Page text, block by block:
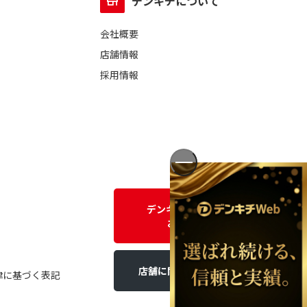
会社概要
店舗情報
採用情報
基づく表記
デンキチWEBに関する
お問い合わせ
店舗に関するお問い合わせ